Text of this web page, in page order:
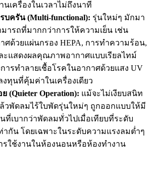
นเครื่องในเวลาไม่ถึงนาที
บครัน (Multi-functional): รุ่นใหม่ๆ มักมา
ารถที่มากกว่าการให้ความเย็น เช่น
ศด้วยแผ่นกรอง HEPA, การทำความร้อน,
ะแสดงผลคุณภาพอากาศแบบเรียลไทม์
ารทำลายเชื้อโรคในอากาศด้วยแสง UV
งทุนที่คุ้มค่าในเครื่องเดียว
(Quieter Operation): แม้จะไม่เงียบสนิท
วพัดลมไร้ใบพัดรุ่นใหม่ๆ ถูกออกแบบให้มี
นที่เบากว่าพัดลมทั่วไปเมื่อเทียบที่ระดับ
ากัน โดยเฉพาะในระดับความแรงลมต่ำๆ
รใช้งานในห้องนอนหรือห้องทำงาน